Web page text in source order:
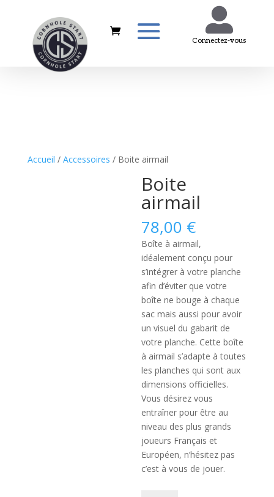

Connectez-vous
Accueil / Accessoires / Boite airmail
Boite
airmail
78,00 €
Boîte à airmail,
idéalement conçu pour
s’intégrer à votre planche
afin d’éviter que votre
boîte ne bouge à chaque
sac mais aussi pour avoir
un visuel du gabarit de
votre planche. Cette boîte
à airmail s’adapte à toutes
les planches qui sont aux
dimensions officielles.
Vous désirez vous
entraîner pour être au
niveau des plus grands
joueurs Français et
Européen, n’hésitez pas
c’est à vous de jouer.